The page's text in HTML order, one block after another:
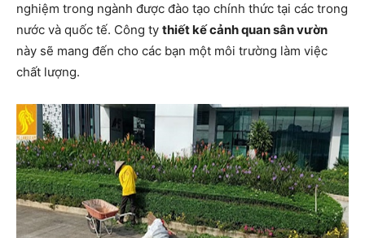
nghiệm trong ngành được đào tạo chính thức tại các trong
nước và quốc tế. Công ty thiết kế cảnh quan sân vườn
này sẽ mang đến cho các bạn một môi trường làm việc
chất lượng.